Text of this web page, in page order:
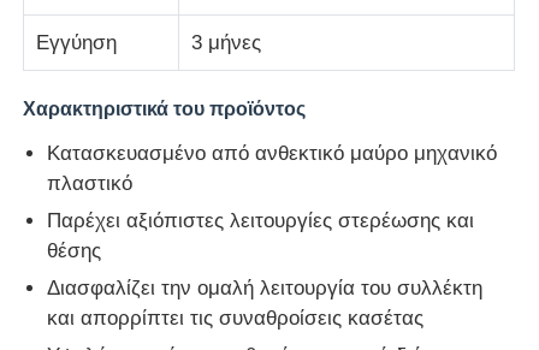
Τμήματα ΑΤΜ Hyosung
Τμήματα Fujitsu ATM
Τμήματα ATM Hitachi
Μέρη GRG ATM
Εγγύηση 3 μήνες
Χαρακτηριστικά του προϊόντος
Κατασκευασμένο από ανθεκτικό μαύρο μηχανικό
πλαστικό
Παρέχει αξιόπιστες λειτουργίες στερέωσης και
θέσης
Διασφαλίζει την ομαλή λειτουργία του συλλέκτη
και απορρίπτει τις συναθροίσεις κασέτας